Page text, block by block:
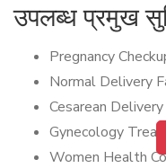
उपलब्ध प्रमुख
Pregnancy
Normal Delivery
Cesarean
Gynecology
Women Health